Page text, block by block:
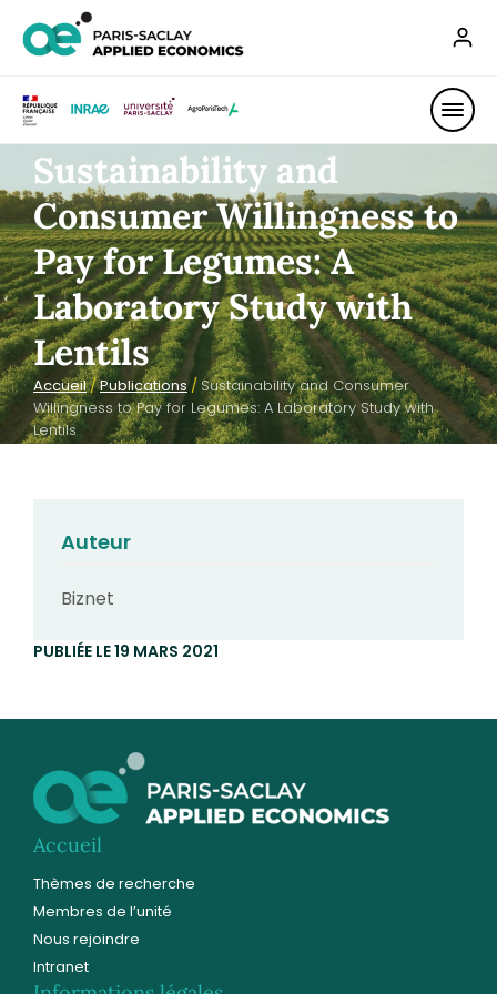
Sustainability and
Consumer Willingness to
Pay for Legumes: A
Laboratory Study with
Lentils
Accueil/Publications / Sustainability and Consumer
Willingness to Pay for Legumes: A Laboratory Study with
Lentils
Auteur
Biznet
PUBLIÉE LE 19 MARS 2021
Accueil
Thèmes de recherche
Membres de l’unité
Nous rejoindre
Intranet